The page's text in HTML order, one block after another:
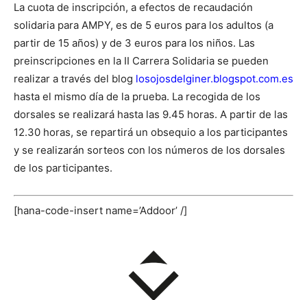
La cuota de inscripción, a efectos de recaudación
solidaria para AMPY, es de 5 euros para los adultos (a
partir de 15 años) y de 3 euros para los niños. Las
preinscripciones en la II Carrera Solidaria se pueden
realizar a través del blog losojosdelginer.blogspot.com.es
hasta el mismo día de la prueba. La recogida de los
dorsales se realizará hasta las 9.45 horas. A partir de las
12.30 horas, se repartirá un obsequio a los participantes
y se realizarán sorteos con los números de los dorsales
de los participantes.
[hana-code-insert name=’Addoor’ /]